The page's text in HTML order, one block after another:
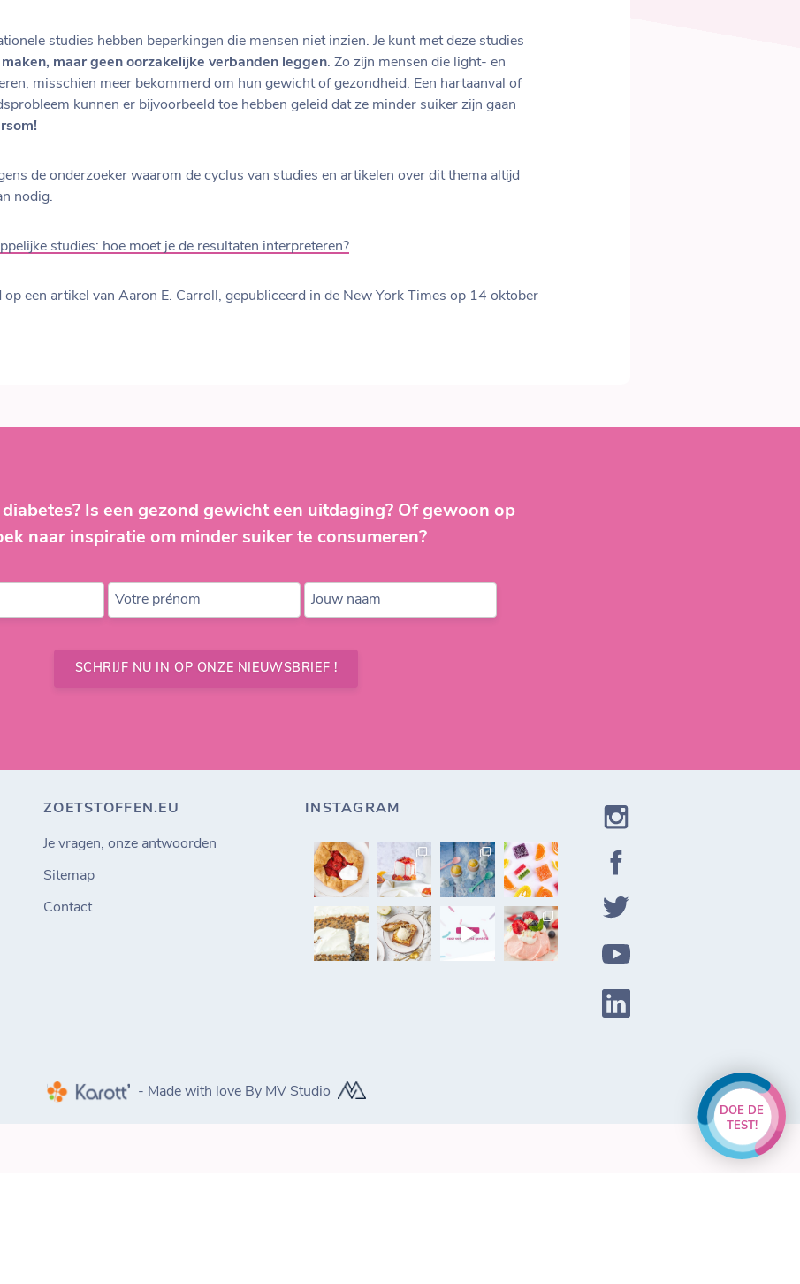
DOE DE
TEST!
studies hebben beperkingen die mensen niet inzien. Je kunt met deze studies
maar geen oorzakelijke verbanden leggen. Zo zijn mensen die light- en
misschien meer bekommerd om hun gewicht of gezondheid. Een hartaanval of
kunnen er bijvoorbeeld toe hebben geleid dat ze minder suiker zijn gaan
de onderzoeker waarom de cyclus van studies en artikelen over dit thema altijd
nodig.
studies: hoe moet je de resultaten interpreteren?
op een artikel van Aaron E. Carroll, gepubliceerd in de New York Times op 14 oktober
Is een gezond gewicht een uitdaging? Of gewoon op
naar inspiratie om minder suiker te consumeren?
Votre prénom Jouw naam
SCHRIJF NU IN OP ONZE NIEUWSBRIEF !
ZOETSTOFFEN.EU
Je vragen, onze antwoorden
Sitemap
Contact
INSTAGRAM
- Made with love By MV Studio